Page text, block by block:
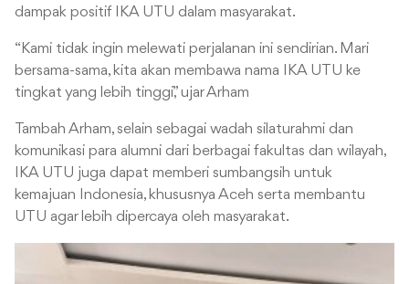
dampak positif IKA UTU dalam masyarakat.
“Kami tidak ingin melewati perjalanan ini sendirian. Mari
bersama-sama, kita akan membawa nama IKA UTU ke
tingkat yang lebih tinggi,” ujar Arham
Tambah Arham, selain sebagai wadah silaturahmi dan
komunikasi para alumni dari berbagai fakultas dan wilayah,
IKA UTU juga dapat memberi sumbangsih untuk
kemajuan Indonesia, khususnya Aceh serta membantu
UTU agar lebih dipercaya oleh masyarakat.